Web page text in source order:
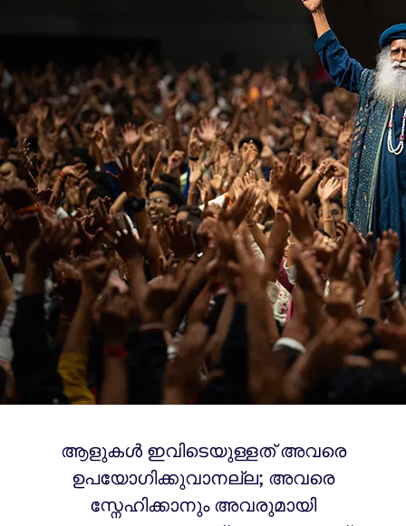
ആളുകൾ ഇവിടെയുള്ളത് അവരെ
ഉപയോഗിക്കുവാനല്ല; അവരെ
സ്നേഹിക്കാനും അവരുമായി